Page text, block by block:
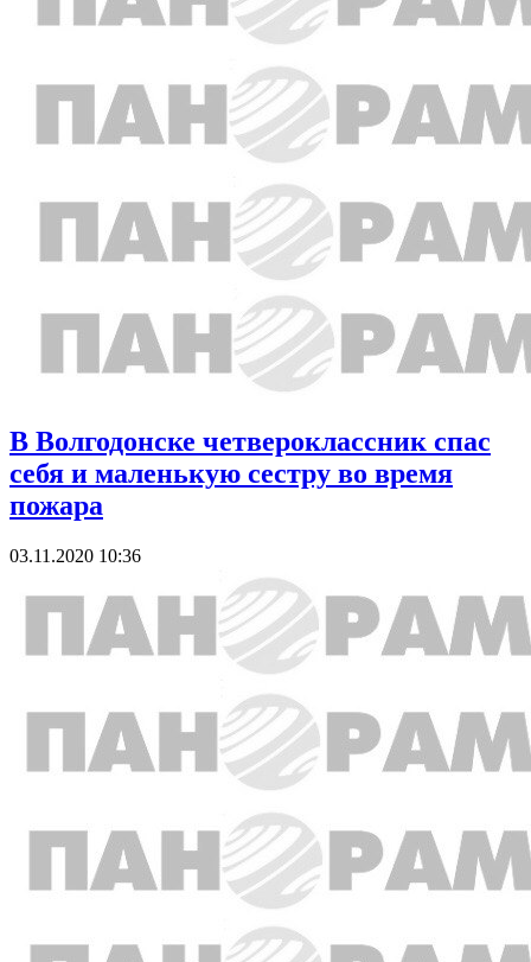
В Волгодонске четвероклассник спас
себя и маленькую сестру во время
пожара
03.11.2020 10:36